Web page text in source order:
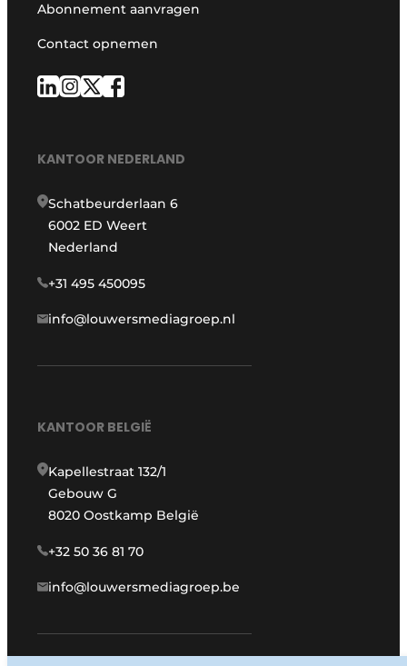
Abonnement aanvragen
Contact opnemen
KANTOOR NEDERLAND
Schatbeurderlaan 6
6002 ED Weert
Nederland
+31 495 450095
info@louwersmediagroep.nl
KANTOOR BELGIË
Kapellestraat 132/1
Gebouw G
8020 Oostkamp België
+32 50 36 81 70
info@louwersmediagroep.be